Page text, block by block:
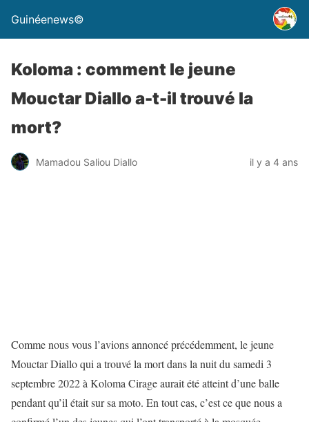
Guinéenews©
Koloma : comment le jeune
Mouctar Diallo a-t-il trouvé la
mort?
Mamadou Saliou Diallo il y a 4 ans
Comme nous vous l’avions annoncé précédemment, le jeune
Mouctar Diallo qui a trouvé la mort dans la nuit du samedi 3
septembre 2022 à Koloma Cirage aurait été atteint d’une balle
pendant qu’il était sur sa moto. En tout cas, c’est ce que nous a